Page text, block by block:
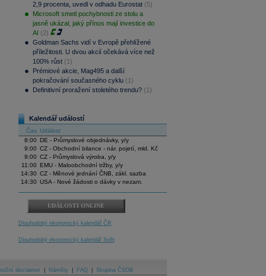
2,9 procenta, uvedl v odhadu Eurostat (5)
Microsoft smetl pochybnosti ze stolu a
jasně ukázal, jaký přínos mají investice do
AI (2)
Goldman Sachs vidí v Evropě přehlížené
příležitosti. U dvou akcií očekává více než
100% růst (1)
Prémiové akcie, Mag495 a další
pokračování současného cyklu (1)
Definitivní proražení stoletého trendu? (1)
Kalendář událostí
Čas Událost
8:00
DE - Průmyslové objednávky, y/y
9:00 CZ - Obchodní bilance - nár. pojetí, mld. Kč
9:00 CZ - Průmyslová výroba, y/y
11:00
EMU - Maloobchodní tržby, y/y
14:30 CZ - Měnové jednání ČNB, zákl. sazba
14:30 USA - Nové žádosti o dávky v nezam.
UDÁLOSTI ONLINE
Dlouhodobý ekonomický kalendář ČR
Dlouhodobý ekonomický kalendář Svět
disclaimer Náměty FAQ Skupina ČSOB